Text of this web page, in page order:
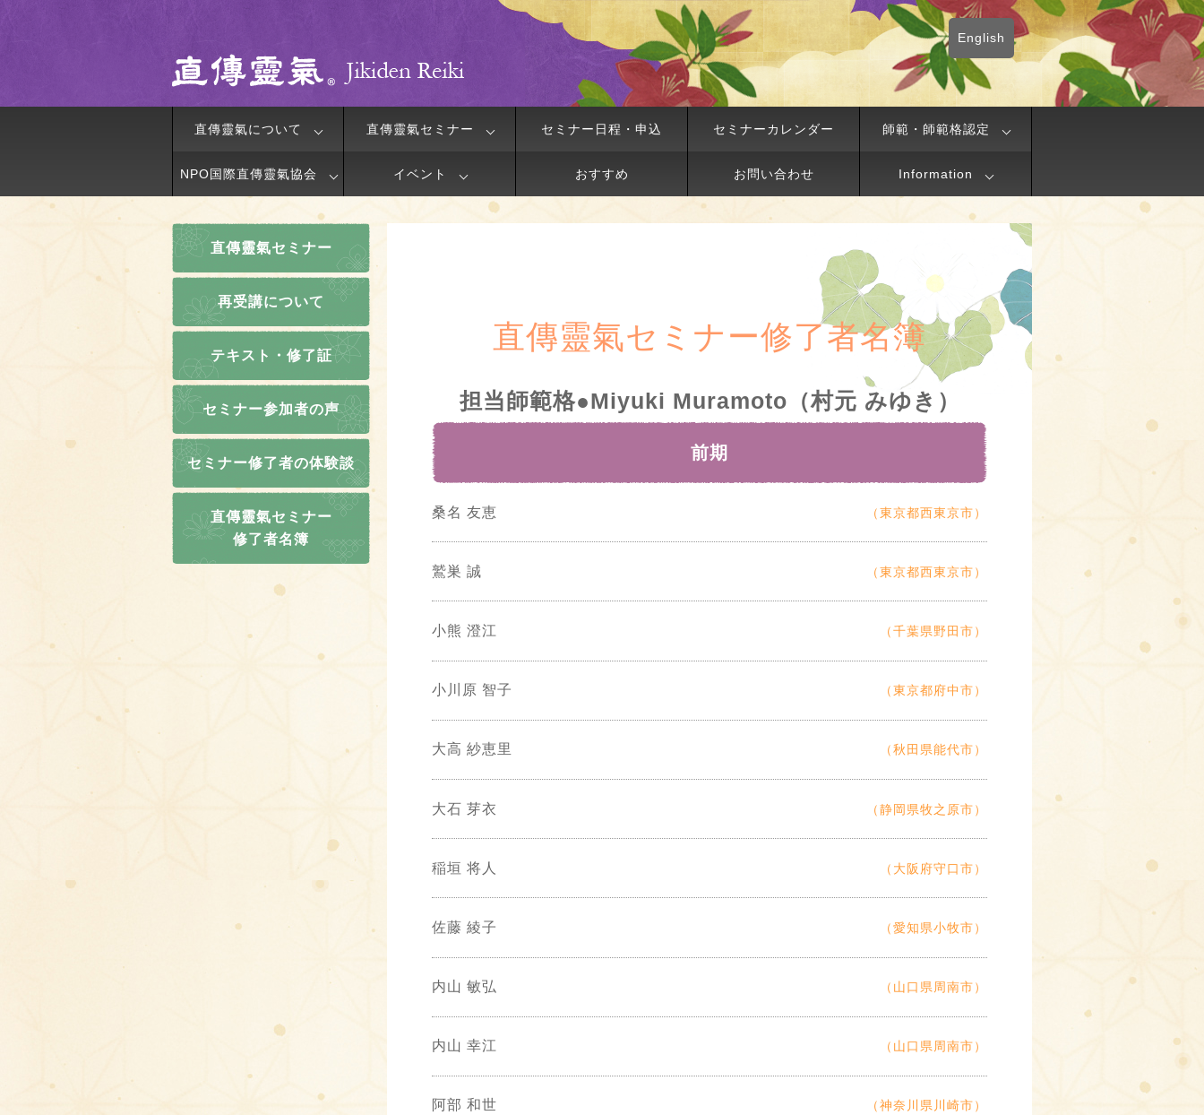
English
直傳靈氣について 直傳靈氣セミナー セミナー日程・申込 セミナーカレンダー 師範・師範格認定
NPO国際直傳靈氣協会 イベント おすすめ お問い合わせ Information
直傳靈氣セミナー
再受講について
テキスト・修了証
セミナー参加者の声
セミナー修了者の体験談
直傳靈氣セミナー
修了者名簿
直傳靈氣セミナー修了者名簿
担当師範格●Miyuki Muramoto（村元 みゆき）
前期
桑名 友恵 （東京都西東京市）
鷲巣 誠 （東京都西東京市）
小熊 澄江 （千葉県野田市）
小川原 智子 （東京都府中市）
大高 紗恵里 （秋田県能代市）
大石 芽衣 （静岡県牧之原市）
稲垣 将人 （大阪府守口市）
佐藤 綾子 （愛知県小牧市）
内山 敏弘 （山口県周南市）
内山 幸江 （山口県周南市）
阿部 和世 （神奈川県川崎市）